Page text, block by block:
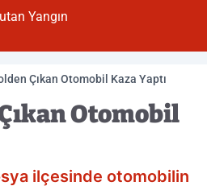
Yangın
Çıkan Otomobil Kaza Yaptı
Otomobil
ilçesinde otomobilin